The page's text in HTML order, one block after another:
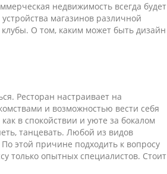
недвижимость всегда будет
магазинов различной
О том, каким может быть дизайн
Ресторан настраивает на
и возможностью вести себя
в спокойствии и уюте за бокалом
танцевать. Любой из видов
этой причине подходить к вопросу
только опытных специалистов. Стоит